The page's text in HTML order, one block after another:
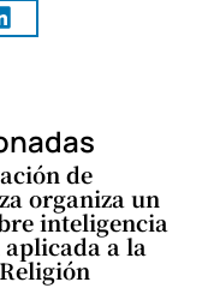
de
organiza un
inteligencia
a la